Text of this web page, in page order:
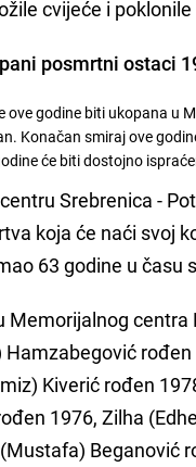
cvijeće i
posmrtni ostaci
ove godine biti ukopana u
Konačan smiraj ove
će biti dostojno
Srebrenica -
koja će naći svoj
63 godine u času
Memorijalnog centra
Hamzabegović
Kiverić rođen
1976, Zilha
Beganović